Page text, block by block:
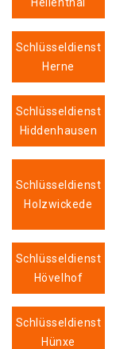
Schlüsseldienst
Herne
Schlüsseldienst
Hiddenhausen
Schlüsseldienst
Holzwickede
Schlüsseldienst
Hövelhof
Schlüsseldienst
Hünxe